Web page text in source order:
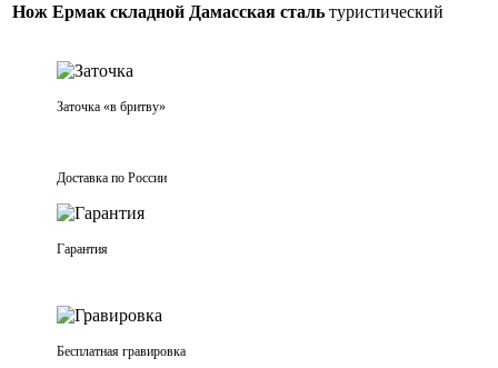
Нож Ермак складной Дамасская сталь туристический
Заточка «в бритву»
Доставка по России
Гарантия
Бесплатная гравировка